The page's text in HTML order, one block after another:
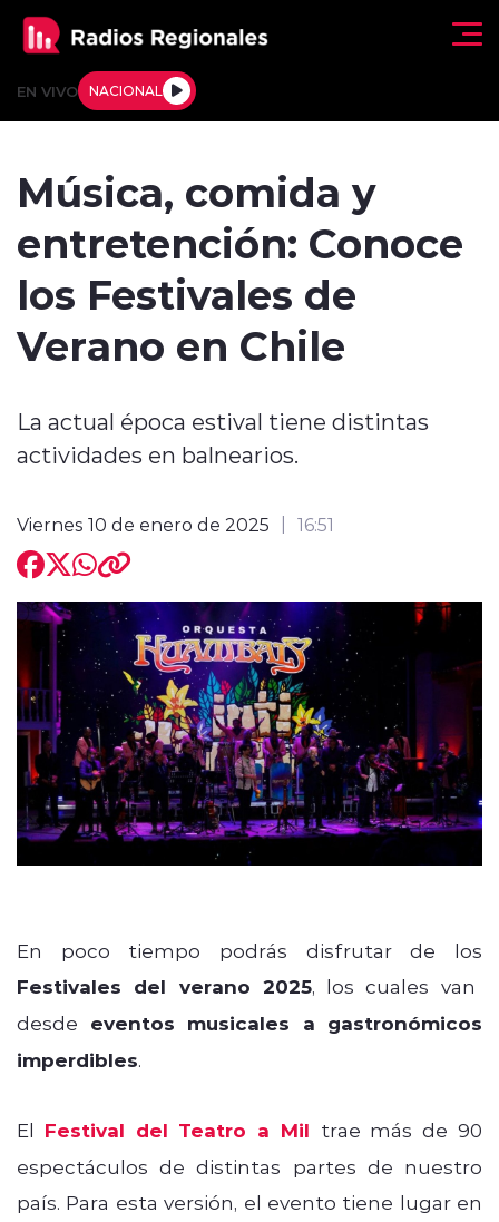
EN VIVO NACIONAL
Actualidad
Tendencias
Regiones al Aire
modo claro
Música, comida y
entretención: Conoce
los Festivales de
Verano en Chile
La actual época estival tiene distintas
actividades en balnearios.
Viernes 10 de enero de 2025 16:51
En poco tiempo podrás disfrutar de los
Festivales del verano 2025, los cuales van
desde eventos musicales a gastronómicos
imperdibles.
El Festival del Teatro a Mil trae más de 90
espectáculos de distintas partes de nuestro
país. Para esta versión, el evento tiene lugar en